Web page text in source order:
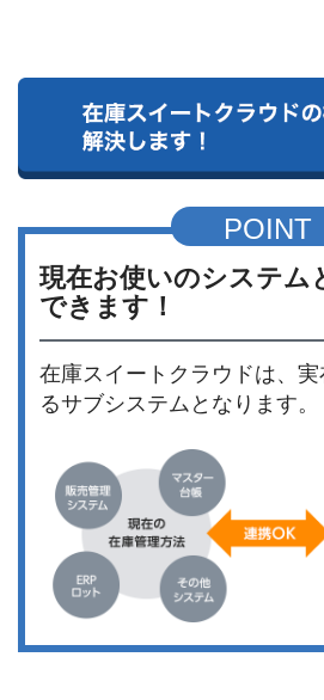
POINT
現在お使いのシステム
できます！
在庫スイートクラウドは、
るサブシステムとなります。